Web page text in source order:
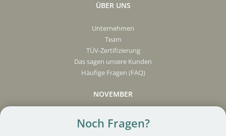
ÜBER UNS
Unternehmen
Team
TÜV-Zertifizierung
Das sagen unsere Kunden
Häufige Fragen (FAQ)
NOVEMBER
Partner werden
Noch Fragen?